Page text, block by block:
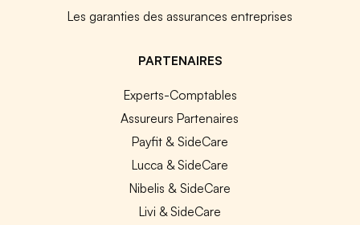
Les garanties des assurances entreprises
PARTENAIRES
Experts-Comptables
Assureurs Partenaires
Payfit & SideCare
Lucca & SideCare
Nibelis & SideCare
Livi & SideCare